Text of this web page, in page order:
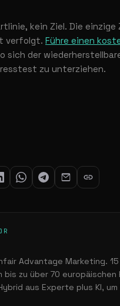
kein Ziel. Die
verfolgt. Führe einen
sich der
zu unterziehen.
Advantage Marketing.
bis zu über 70
aus Experte plus KI,